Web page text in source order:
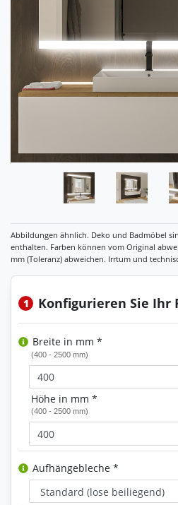
1 Konfigurieren Sie Ihr
Breite in mm *
(400 - 2500 mm)
Höhe in mm *
(400 - 2500 mm)
Aufhängebleche *